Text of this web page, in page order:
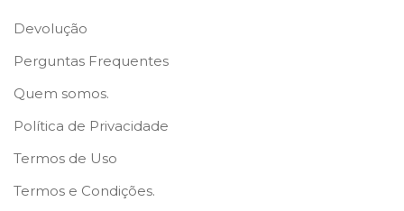
Devolução
Perguntas Frequentes
Quem somos.
Política de Privacidade
Termos de Uso
Termos e Condições.